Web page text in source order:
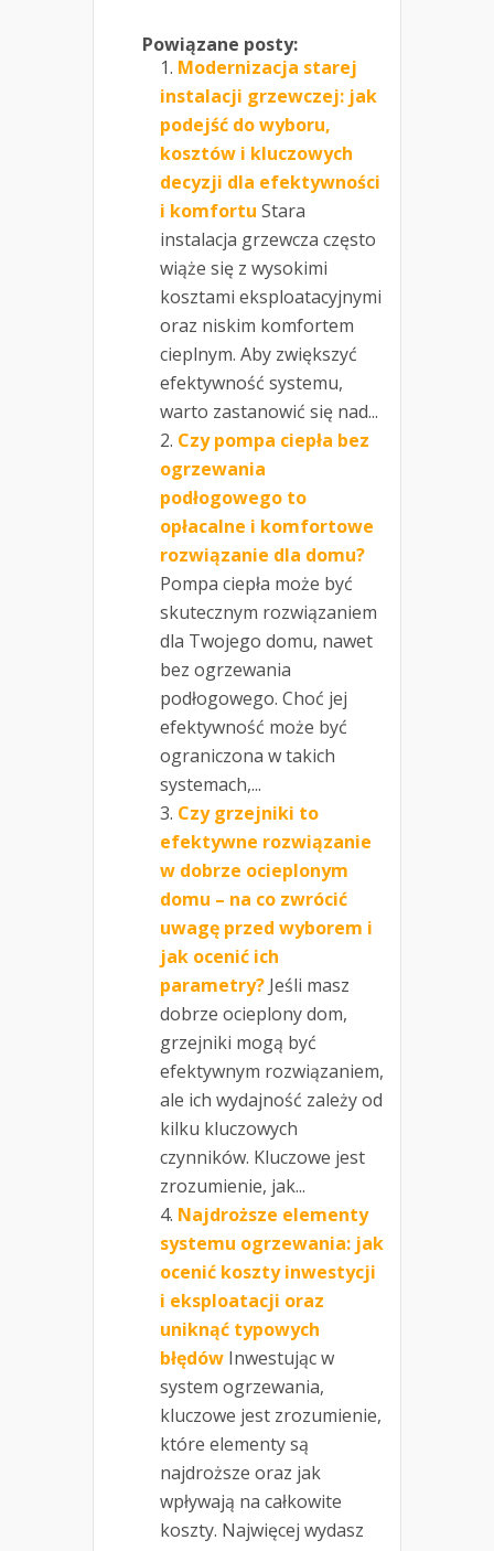
Powiązane posty:
Modernizacja starej
instalacji grzewczej: jak
podejść do wyboru,
kosztów i kluczowych
decyzji dla efektywności
i komfortu Stara
instalacja grzewcza często
wiąże się z wysokimi
kosztami eksploatacyjnymi
oraz niskim komfortem
cieplnym. Aby zwiększyć
efektywność systemu,
warto zastanowić się nad...
Czy pompa ciepła bez
ogrzewania
podłogowego to
opłacalne i komfortowe
rozwiązanie dla domu?
Pompa ciepła może być
skutecznym rozwiązaniem
dla Twojego domu, nawet
bez ogrzewania
podłogowego. Choć jej
efektywność może być
ograniczona w takich
systemach,...
Czy grzejniki to
efektywne rozwiązanie
w dobrze ocieplonym
domu – na co zwrócić
uwagę przed wyborem i
jak ocenić ich
parametry? Jeśli masz
dobrze ocieplony dom,
grzejniki mogą być
efektywnym rozwiązaniem,
ale ich wydajność zależy od
kilku kluczowych
czynników. Kluczowe jest
zrozumienie, jak...
Najdroższe elementy
systemu ogrzewania: jak
ocenić koszty inwestycji
i eksploatacji oraz
uniknąć typowych
błędów Inwestując w
system ogrzewania,
kluczowe jest zrozumienie,
które elementy są
najdroższe oraz jak
wpływają na całkowite
koszty. Najwięcej wydasz